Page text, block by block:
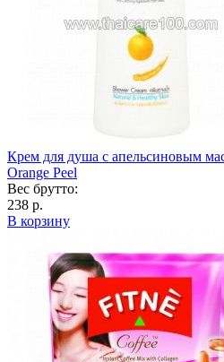
Крем для душа с апельсиновым
Orange Peel
Вес брутто:
238 р.
В корзину